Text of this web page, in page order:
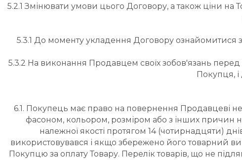
5.2.1 Змінювати умови цього Договору, а також ціни на
5.3.1 До моменту укладення Договору ознайомитися
5.3.2 На виконання Продавцем своїх зобов'язань
Покупця, і
6.1. Покупець має право на повернення Продавцеві
фасоном, кольором, розміром або з інших
належної якості протягом 14 (чотирнадцяти)
використовувався і якщо збережено його товарний
Покупцю за оплату Товару. Перелік товарів, що не